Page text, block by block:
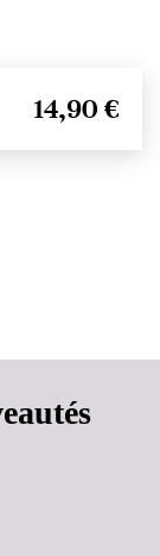
14,90 €